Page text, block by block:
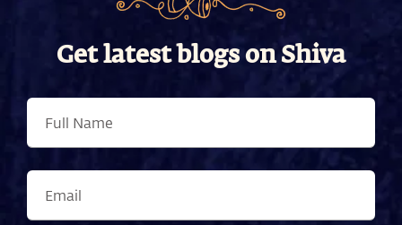
Get latest blogs on Shiva